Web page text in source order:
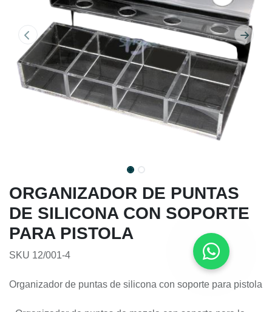
ORGANIZADOR DE PUNTAS
DE SILICONA CON SOPORTE
PARA PISTOLA
SKU 12/001-4
Organizador de puntas de silicona con soporte para pistola